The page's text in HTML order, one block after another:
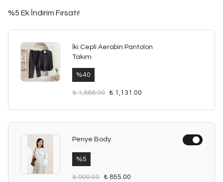
%5 Ek İndirim Fırsatı!
İki Cepli Aerobin Pantolon
Takım
%40
₺ 1,886.00 ₺ 1,131.00
Penye Body
%5
₺ 900.00 ₺ 855.00